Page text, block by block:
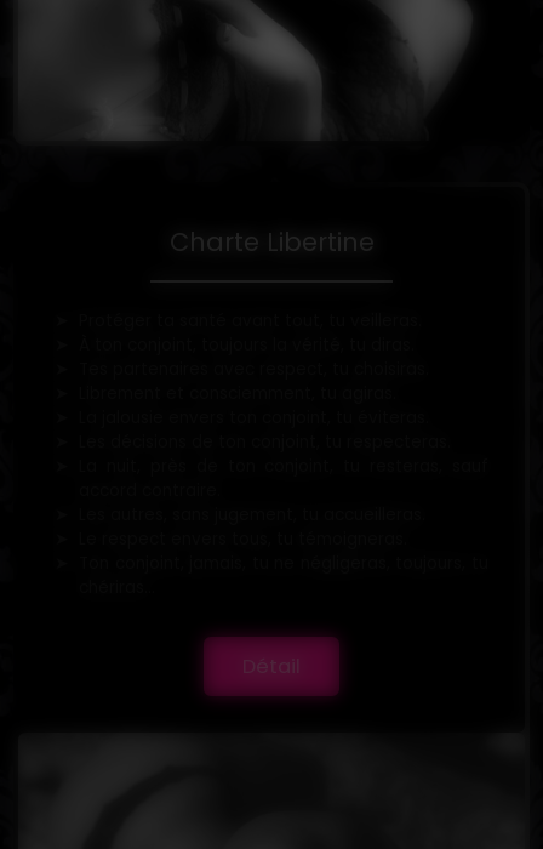
Charte Libertine
Détail